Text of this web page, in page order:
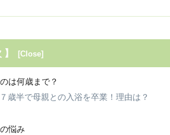
は何歳まで？
歳半で母親との入浴を卒業！理由は？
悩み